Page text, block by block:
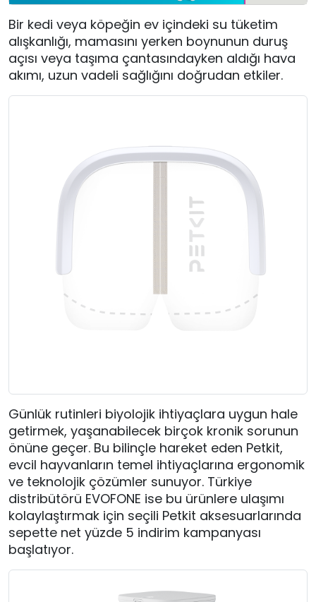
Bir kedi veya köpeğin ev içindeki su tüketim
alışkanlığı, mamasını yerken boynunun duruş
açısı veya taşıma çantasındayken aldığı hava
akımı, uzun vadeli sağlığını doğrudan etkiler.
Günlük rutinleri biyolojik ihtiyaçlara uygun hale
getirmek, yaşanabilecek birçok kronik sorunun
önüne geçer. Bu bilinçle hareket eden Petkit,
evcil hayvanların temel ihtiyaçlarına ergonomik
ve teknolojik çözümler sunuyor. Türkiye
distribütörü EVOFONE ise bu ürünlere ulaşımı
kolaylaştırmak için seçili Petkit aksesuarlarında
sepette net yüzde 5 indirim kampanyası
başlatıyor.